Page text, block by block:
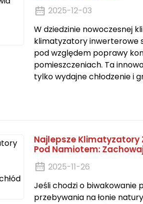
2025-12-03
W dziedzinie nowoczesnej
klimatyzatory inwerterowe
pod względem poprawy
pomieszczeniach. Ta
tylko wydajne chłodzenie i
Najlepsze Klimatyzatory
Pod Namiotem:
2025-11-26
Jeśli chodzi o biwakowanie
przebywania na łonie